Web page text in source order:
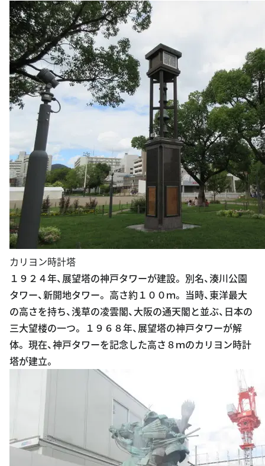
カリヨン時計塔
１９２４年、展望塔の神戸タワーが建設。 別名、湊川公園
タワー、新開地タワー。 高さ約１００ｍ。 当時、東洋最大
の高さを持ち、浅草の凌雲閣、大阪の通天閣と並ぶ、日本の
三大望楼の一つ。 １９６８年、展望塔の神戸タワーが解
体。 現在、神戸タワーを記念した高さ８ｍのカリヨン時計
塔が建立。